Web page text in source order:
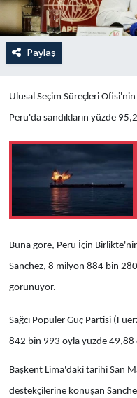
Paylaş
Ulusal Seçim Süreçleri
Peru'da sandıkların yüzde
Buna göre, Peru İçin
Sanchez, 8 milyon 884 bin
görünüyor.
Sağcı Popüler Güç Partisi
842 bin 993 oyla yüzde 49,88
Başkent Lima'daki tarihi San
destekçilerine konuşan
Eği̇ti̇m